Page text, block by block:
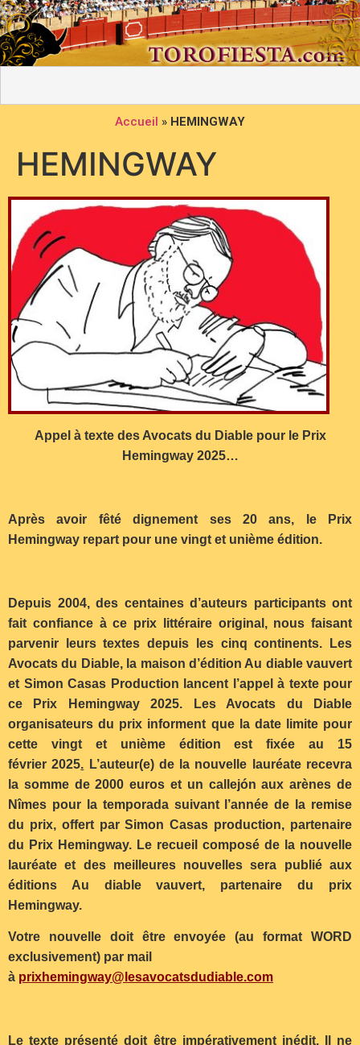
Accueil » HEMINGWAY
HEMINGWAY
Appel à texte des Avocats du Diable pour le Prix
Hemingway 2025…
Après avoir fêté dignement ses 20 ans, le Prix
Hemingway repart pour une vingt et unième édition.
Depuis 2004, des centaines d’auteurs participants ont
fait confiance à ce prix littéraire original, nous faisant
parvenir leurs textes depuis les cinq continents. Les
Avocats du Diable, la maison d’édition Au diable vauvert
et Simon Casas Production lancent l’appel à texte pour
ce Prix Hemingway 2025. Les Avocats du Diable
organisateurs du prix informent que la date limite pour
cette vingt et unième édition est fixée au 15
février 2025. L’auteur(e) de la nouvelle lauréate recevra
la somme de 2000 euros et un callejón aux arènes de
Nîmes pour la temporada suivant l’année de la remise
du prix, offert par Simon Casas production, partenaire
du Prix Hemingway. Le recueil composé de la nouvelle
lauréate et des meilleures nouvelles sera publié aux
éditions Au diable vauvert, partenaire du prix
Hemingway.
Votre nouvelle doit être envoyée (au format WORD
exclusivement) par mail
à prixhemingway@lesavocatsdudiable.com
Le texte présenté doit être impérativement inédit. Il ne